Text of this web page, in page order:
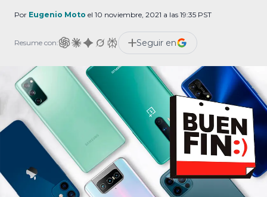
toca el turno a los smartphones. ¡Checa los
revisar nuestra guía completa de ofertas
bancarias haciendo clic en este enlace.
Ofertas generales • 10% […]
Por Eugenio Moto el 10 noviembre, 2021 a las 19:35 PST
Resume con: Seguir en